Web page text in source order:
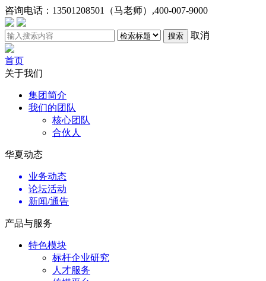
咨询电话： 13501208501（马老师）,400-007-9000
搜索 取消
首页
关于我们
集团简介
我们的团队
核心团队
合伙人
华夏动态
业务动态
论坛活动
新闻/通告
产品与服务
特色模块
标杆企业研究
人才服务